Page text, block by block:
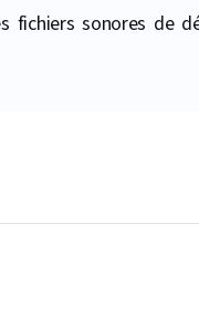
fichiers sonores de